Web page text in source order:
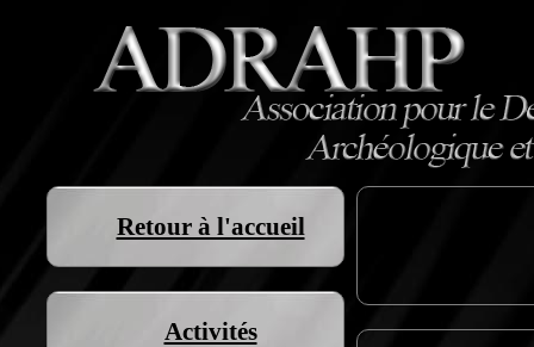
Retour à l'accueil
Activités